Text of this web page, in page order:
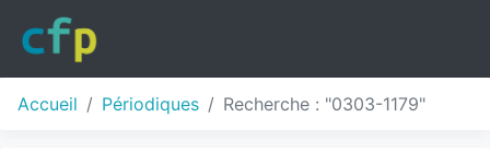
Accueil Périodiques Recherche : "0303-1179"